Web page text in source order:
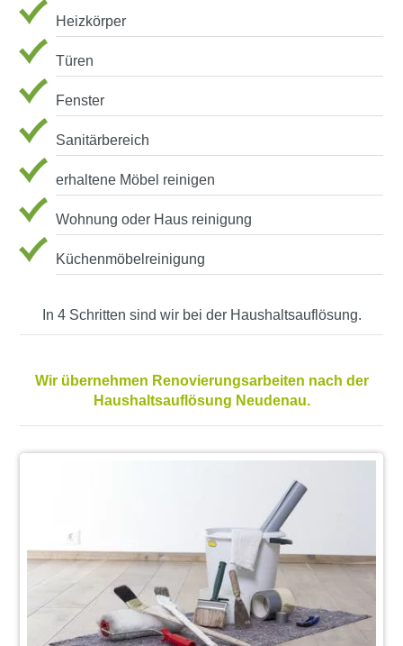
Heizkörper
Türen
Fenster
Sanitärbereich
erhaltene Möbel reinigen
Wohnung oder Haus reinigung
Küchenmöbelreinigung
In 4 Schritten sind wir bei der Haushaltsauflösung.
Wir übernehmen Renovierungsarbeiten nach der
Haushaltsauflösung Neudenau.